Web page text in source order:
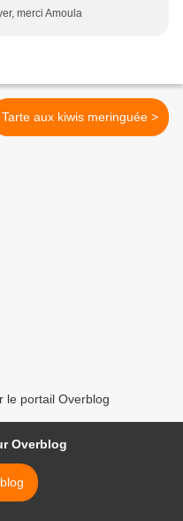
merci Amoula
Tarte aux kiwis meringuée >
le portail Overblog
Overblog